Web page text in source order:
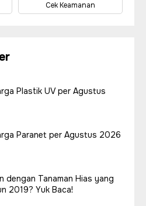
Cek Keamanan
Plastik UV per Agustus
Paranet per Agustus 2026
dengan Tanaman Hias yang
2019? Yuk Baca!